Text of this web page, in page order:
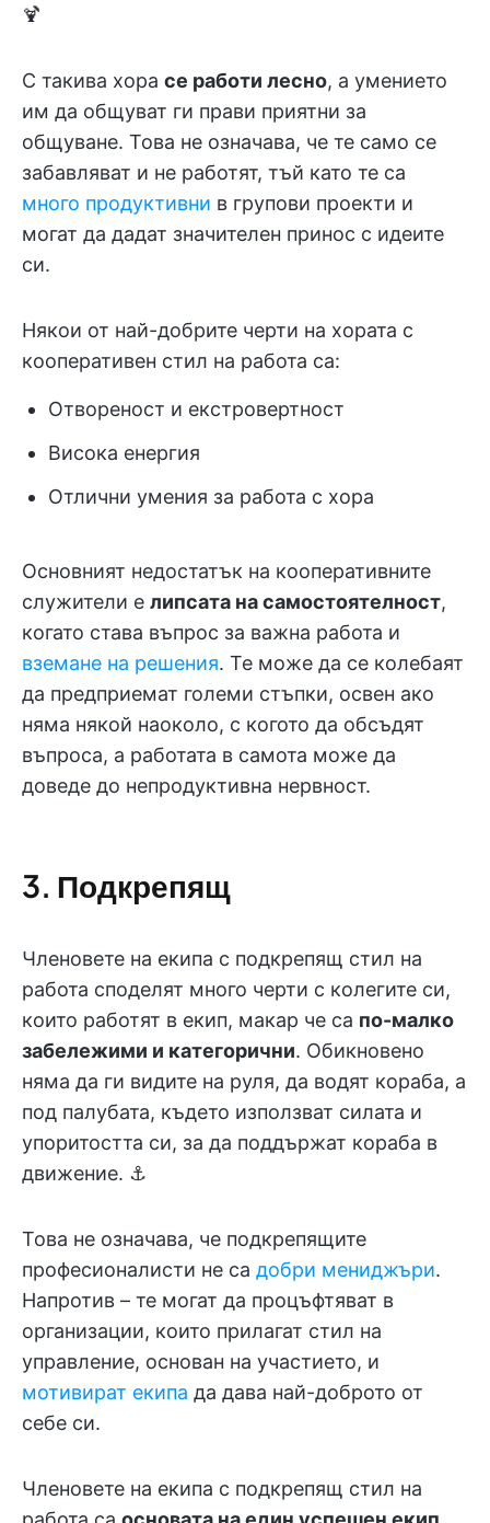
🍹
С такива хора се работи лесно, а умението
им да общуват ги прави приятни за
общуване. Това не означава, че те само се
забавляват и не работят, тъй като те са
много продуктивни в групови проекти и
могат да дадат значителен принос с идеите
си.
Някои от най-добрите черти на хората с
кооперативен стил на работа са:
Отвореност и екстровертност
Висока енергия
Отлични умения за работа с хора
Основният недостатък на кооперативните
служители е липсата на самостоятелност,
когато става въпрос за важна работа и
вземане на решения. Те може да се колебаят
да предприемат големи стъпки, освен ако
няма някой наоколо, с когото да обсъдят
въпроса, а работата в самота може да
доведе до непродуктивна нервност.
3. Подкрепящ
Членовете на екипа с подкрепящ стил на
работа споделят много черти с колегите си,
които работят в екип, макар че са по-малко
забележими и категорични. Обикновено
няма да ги видите на руля, да водят кораба, а
под палубата, където използват силата и
упоритостта си, за да поддържат кораба в
движение. ⚓
Това не означава, че подкрепящите
професионалисти не са добри мениджъри.
Напротив – те могат да процъфтяват в
организации, които прилагат стил на
управление, основан на участието, и
мотивират екипа да дава най-доброто от
себе си.
Членовете на екипа с подкрепящ стил на